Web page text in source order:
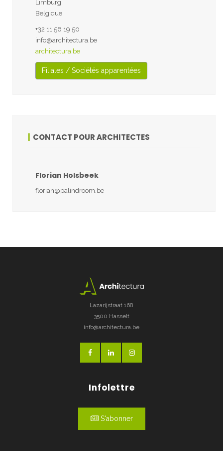
Limburg
Belgique
+32 11 56 19 50
info@architectura.be
architectura.be
Filiales / Sociétés apparentées
CONTACT POUR ARCHITECTES
Florian Holsbeek
florian@palindroom.be
Lazarijstraat 168
3500 Hasselt
info@architectura.be
Infolettre
S'abonner